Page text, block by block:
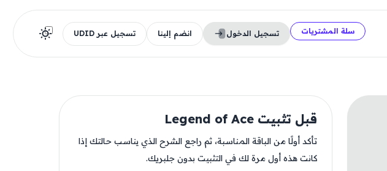
سلة المشتريات تسجيل الدخول انضم إلينا تسجيل عبر UDID
قبل تثبيت Legend of Ace
تأكد أولًا من الباقة المناسبة، ثم راجع الشرح الذي يناسب حالتك إذا
كانت هذه أول مرة لك في التثبيت بدون جلبريك.